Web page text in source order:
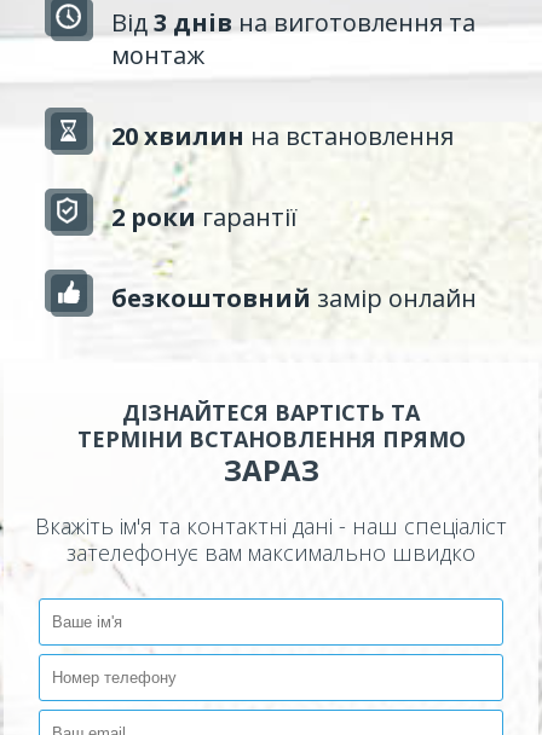
Від3 днів на виготовлення та
монтаж
20 хвилин на встановлення
2 роки гарантії
безкоштовний замір онлайн
ДІЗНАЙТЕСЯ ВАРТІСТЬ ТА
ТЕРМІНИ ВСТАНОВЛЕННЯ ПРЯМО
ЗАРАЗ
Вкажіть ім'я та контактні дані - наш спеціаліст
зателефонує вам максимально швидко